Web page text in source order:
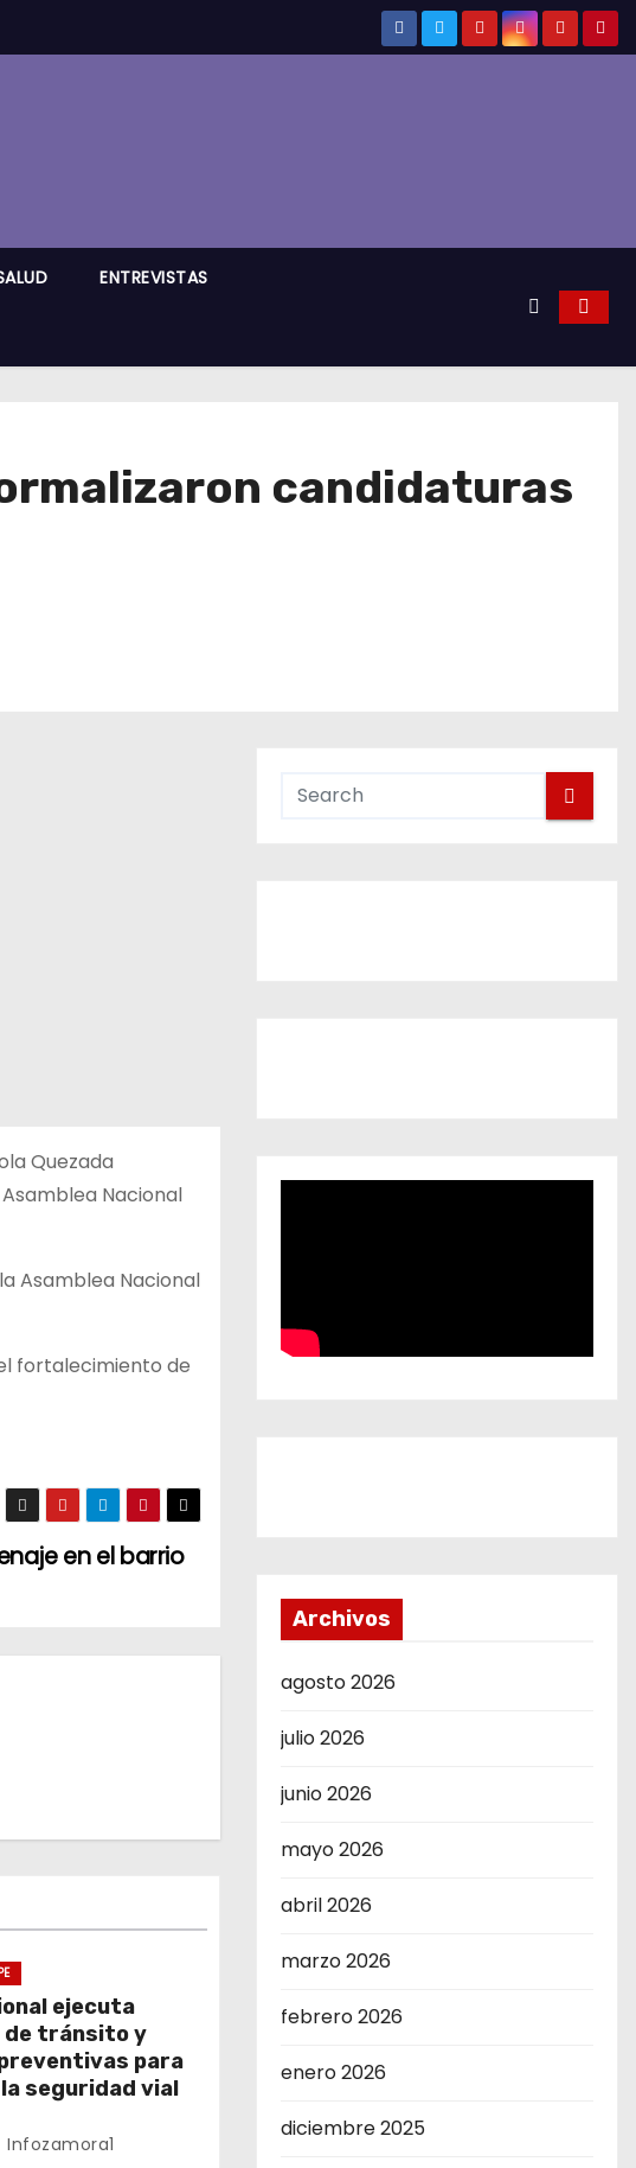
ENTREVISTAS
candidaturas
Quezada
Nacional
Asamblea Nacional
fortalecimiento de
en el barrio
ejecuta
tránsito y
para
seguridad vial
Infozamora1
Archivos
agosto 2026
julio 2026
junio 2026
mayo 2026
abril 2026
marzo 2026
febrero 2026
enero 2026
diciembre 2025